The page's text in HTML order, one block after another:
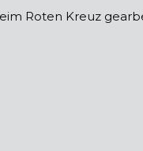
Roten Kreuz